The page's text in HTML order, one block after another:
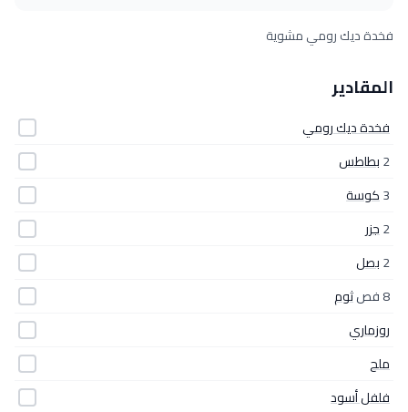
فخدة ديك رومي مشوية
المقادير
فخدة ديك رومي
2بطاطس
3كوسة
2جزر
2بصل
8 فص
ثوم
روزماري
ملح
فلفل أسود